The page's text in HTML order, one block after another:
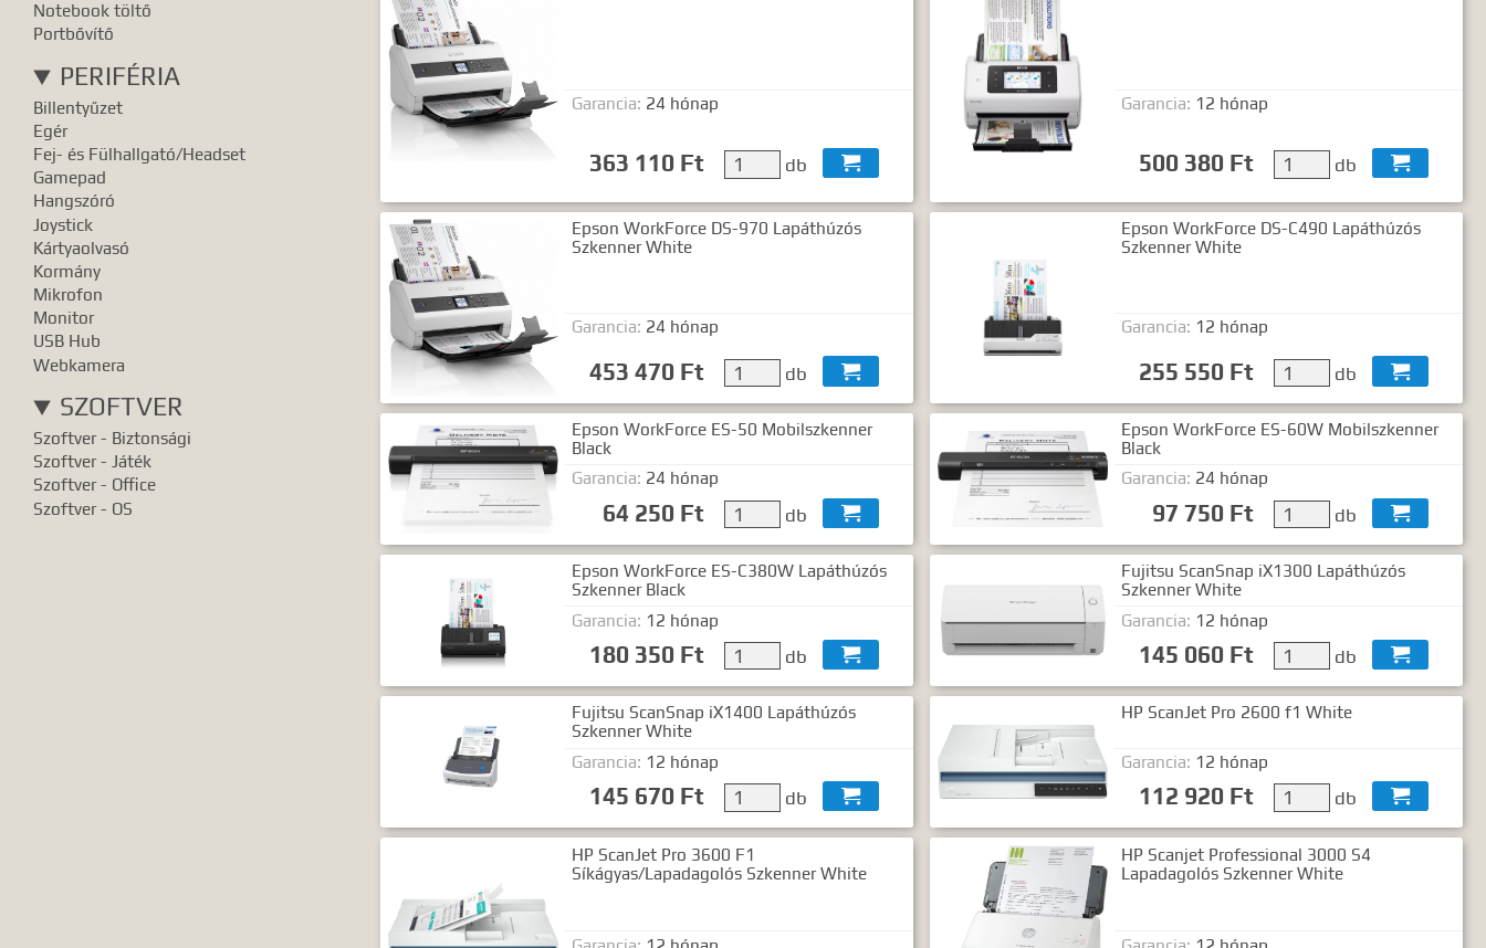
Notebook töltő
Portbővítő
PERIFÉRIA
Billentyűzet
Egér
Fej- és Fülhallgató/Headset
Gamepad
Hangszóró
Joystick
Kártyaolvasó
Kormány
Mikrofon
Monitor
USB Hub
Webkamera
SZOFTVER
Szoftver - Biztonsági
Szoftver - Játék
Szoftver - Office
Szoftver - OS
Garancia: 24 hónap
363 110 Ft db 
Garancia: 12 hónap
500 380 Ft db 
Epson WorkForce DS-970 Lapáthúzós
Szkenner White
Garancia: 24 hónap
453 470 Ft db 
Epson WorkForce DS-C490 Lapáthúzós
Szkenner White
Garancia: 12 hónap
255 550 Ft db 
Epson WorkForce ES-50 Mobilszkenner
Black
Garancia: 24 hónap
64 250 Ft db 
Epson WorkForce ES-60W Mobilszkenner
Black
Garancia: 24 hónap
97 750 Ft db 
Epson WorkForce ES-C380W Lapáthúzós
Szkenner Black
Garancia: 12 hónap
180 350 Ft db 
Fujitsu ScanSnap iX1300 Lapáthúzós
Szkenner White
Garancia: 12 hónap
145 060 Ft db 
Fujitsu ScanSnap iX1400 Lapáthúzós
Szkenner White
Garancia: 12 hónap
145 670 Ft db 
HP ScanJet Pro 2600 f1 White
Garancia: 12 hónap
112 920 Ft db 
HP ScanJet Pro 3600 F1
Síkágyas/Lapadagolós Szkenner White
HP Scanjet Professional 3000 S4
Lapadagolós Szkenner White